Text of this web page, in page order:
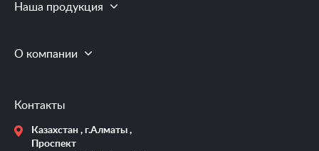
Наша продукция
О компании
Контакты
Казахстан , г.Алматы ,
Проспект